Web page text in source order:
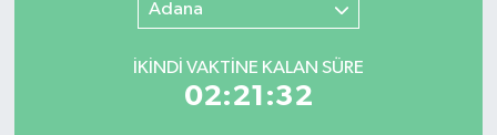
Adana
İKINDI VAKTİNE KALAN SÜRE
02:21:32
Süper Lig Puan Durumu ve Fikstür
Tüm Manşetler